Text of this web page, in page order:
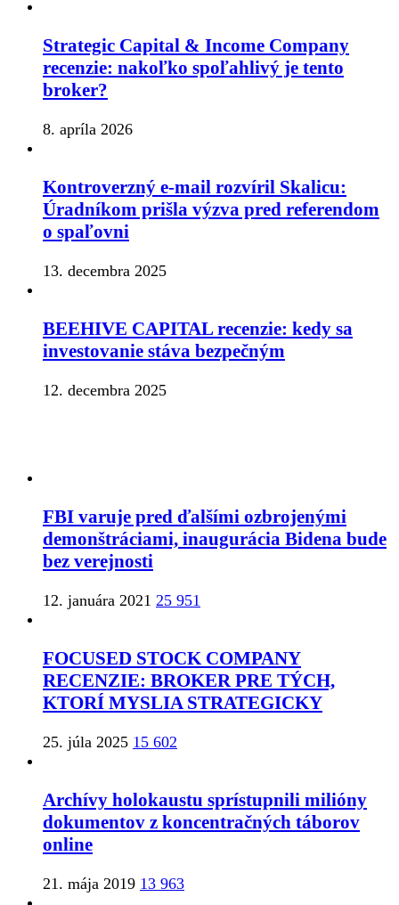
Strategic Capital & Income Company
recenzie: nakoľko spoľahlivý je tento
broker?
8. apríla 2026
Kontroverzný e-mail rozvíril Skalicu:
Úradníkom prišla výzva pred referendom
o spaľovni
13. decembra 2025
BEEHIVE CAPITAL recenzie: kedy sa
investovanie stáva bezpečným
12. decembra 2025
FBI varuje pred ďalšími ozbrojenými
demonštráciami, inaugurácia Bidena bude
bez verejnosti
12. januára 2021 25 951
FOCUSED STOCK COMPANY
RECENZIE: BROKER PRE TÝCH,
KTORÍ MYSLIA STRATEGICKY
25. júla 2025 15 602
Archívy holokaustu sprístupnili milióny
dokumentov z koncentračných táborov
online
21. mája 2019 13 963